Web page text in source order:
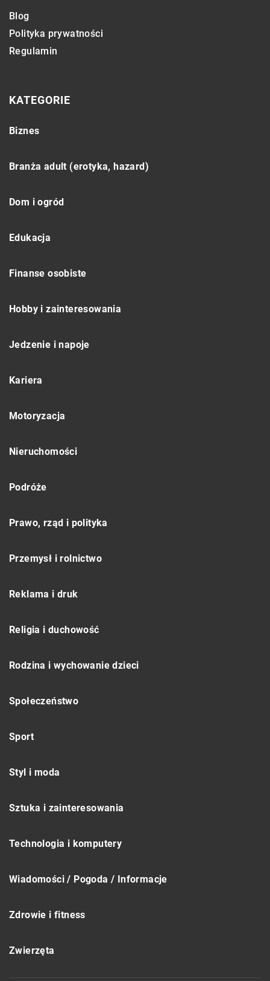
Blog
Polityka prywatności
Regulamin
KATEGORIE
Biznes
Branża adult (erotyka, hazard)
Dom i ogród
Edukacja
Finanse osobiste
Hobby i zainteresowania
Jedzenie i napoje
Kariera
Motoryzacja
Nieruchomości
Podróże
Prawo, rząd i polityka
Przemysł i rolnictwo
Reklama i druk
Religia i duchowość
Rodzina i wychowanie dzieci
Społeczeństwo
Sport
Styl i moda
Sztuka i zainteresowania
Technologia i komputery
Wiadomości / Pogoda / Informacje
Zdrowie i fitness
Zwierzęta